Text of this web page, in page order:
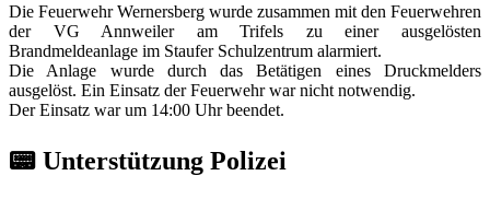
Die Feuerwehr Wernersberg wurde zusammen mit den Feuerwehren
der VG Annweiler am Trifels zu einer ausgelösten
Brandmeldeanlage im Staufer Schulzentrum alarmiert.
Die Anlage wurde durch das Betätigen eines Druckmelders
ausgelöst. Ein Einsatz der Feuerwehr war nicht notwendig.
Der Einsatz war um 14:00 Uhr beendet.
📟 Unterstützung Polizei